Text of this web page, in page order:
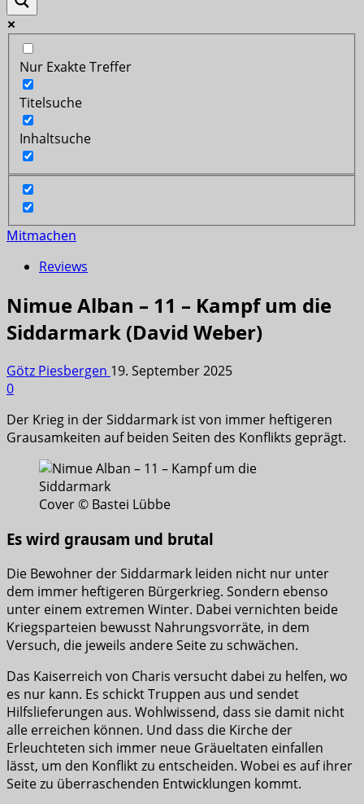
Nur Exakte Treffer
Titelsuche
Inhaltsuche
Mitmachen
Reviews
Nimue Alban – 11 – Kampf um die
Siddarmark (David Weber)
Götz Piesbergen 19. September 2025
0
Der Krieg in der Siddarmark ist von immer heftigeren
Grausamkeiten auf beiden Seiten des Konflikts geprägt.
Cover © Bastei Lübbe
Es wird grausam und brutal
Die Bewohner der Siddarmark leiden nicht nur unter
dem immer heftigeren Bürgerkrieg. Sondern ebenso
unter einem extremen Winter. Dabei vernichten beide
Kriegsparteien bewusst Nahrungsvorräte, in dem
Versuch, die jeweils andere Seite zu schwächen.
Das Kaiserreich von Charis versucht dabei zu helfen, wo
es nur kann. Es schickt Truppen aus und sendet
Hilfslieferungen aus. Wohlwissend, dass sie damit nicht
alle erreichen können. Und dass die Kirche der
Erleuchteten sich immer neue Gräueltaten einfallen
lässt, um den Konflikt zu entscheiden. Wobei es auf ihrer
Seite zu überraschenden Entwicklungen kommt.